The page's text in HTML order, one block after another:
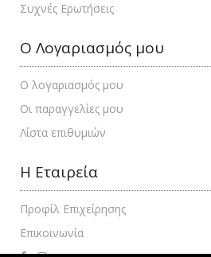
Συχνές Ερωτήσεις
Ο Λογαριασμός μου
Ο λογαριασμός μου
Οι παραγγελίες μου
Λίστα επιθυμιών
Η Εταιρεία
Προφίλ Επιχείρησης
Επικοινωνία